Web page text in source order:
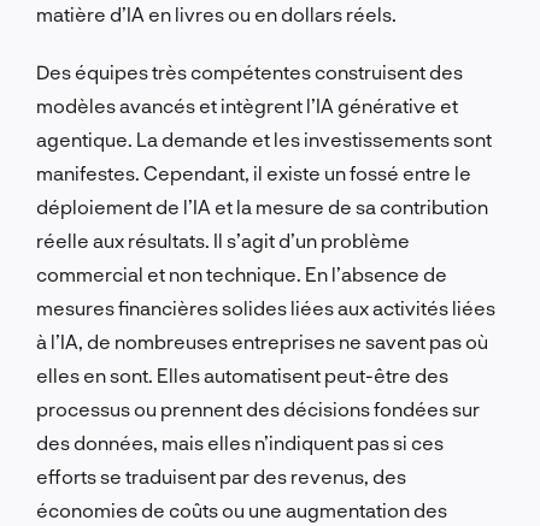
matière d’IA en livres ou en dollars réels.
Des équipes très compétentes construisent des
modèles avancés et intègrent l’IA générative et
agentique. La demande et les investissements sont
manifestes. Cependant, il existe un fossé entre le
déploiement de l’IA et la mesure de sa contribution
réelle aux résultats. Il s’agit d’un problème
commercial et non technique. En l’absence de
mesures financières solides liées aux activités liées
à l’IA, de nombreuses entreprises ne savent pas où
elles en sont. Elles automatisent peut-être des
processus ou prennent des décisions fondées sur
des données, mais elles n’indiquent pas si ces
efforts se traduisent par des revenus, des
économies de coûts ou une augmentation des